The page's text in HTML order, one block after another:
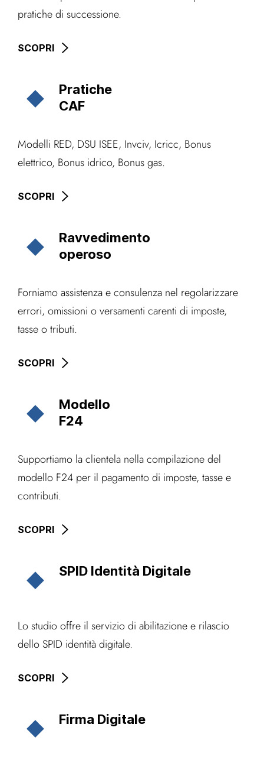
pratiche di successione.
SCOPRI
Pratiche
CAF
Modelli RED, DSU ISEE, Invciv, Icricc, Bonus
elettrico, Bonus idrico, Bonus gas.
SCOPRI
Ravvedimento
operoso
Forniamo assistenza e consulenza nel regolarizzare
errori, omissioni o versamenti carenti di imposte,
tasse o tributi.
SCOPRI
Modello
F24
Supportiamo la clientela nella compilazione del
modello F24 per il pagamento di imposte, tasse e
contributi.
SCOPRI
SPID Identità Digitale
Lo studio offre il servizio di abilitazione e rilascio
dello SPID identità digitale.
SCOPRI
Firma Digitale